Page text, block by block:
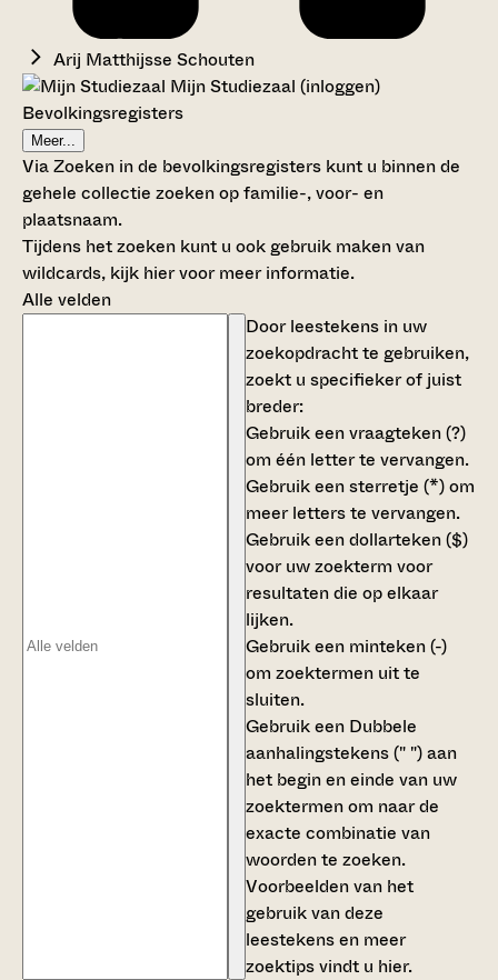
Arij Matthijsse Schouten
Mijn Studiezaal (inloggen)
Bevolkingsregisters
Meer...
Via Zoeken in de bevolkingsregisters kunt u binnen de
gehele collectie zoeken op familie-, voor- en
plaatsnaam.
Tijdens het zoeken kunt u ook gebruik maken van
wildcards, kijk hier voor meer informatie.
Alle velden
Door leestekens in uw
zoekopdracht te gebruiken,
zoekt u specifieker of juist
breder:
Gebruik eenvraagteken (?)
om één letter te vervangen.
Gebruik eensterretje (*)om
meer letters te vervangen.
Gebruik eendollarteken ($)
voor uw zoekterm voor
resultaten die op elkaar
lijken.
Gebruik een minteken (-)
om zoektermen uit te
sluiten.
Gebruik een Dubbele
aanhalingstekens (" ")aan
het begin en einde van uw
zoektermen om naar de
exacte combinatie van
woorden te zoeken.
Voorbeelden van het
gebruik van deze
leestekens en meer
zoektips vindt u hier.